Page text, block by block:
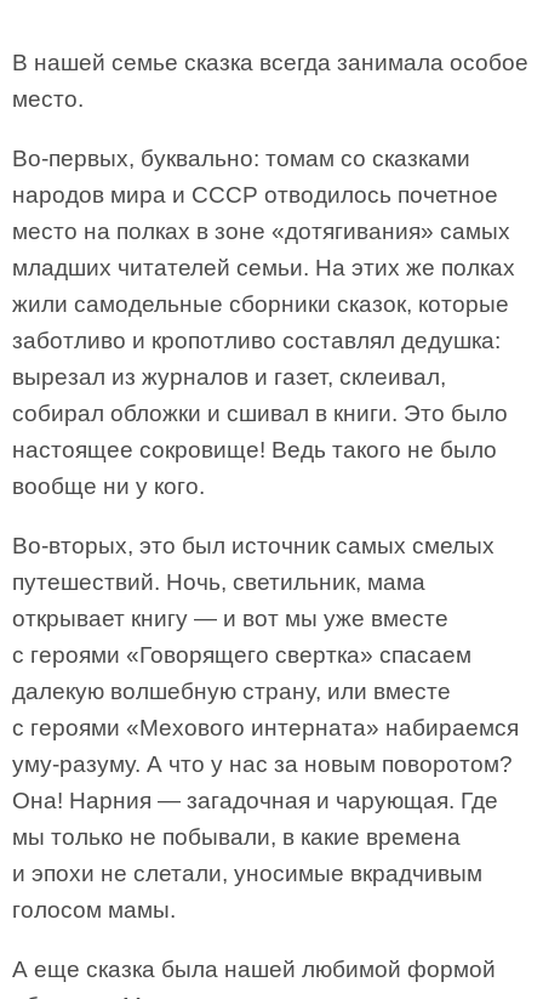
В нашей семье сказка всегда занимала особое
место.
Во-первых, буквально: томам со сказками
народов мира и СССР отводилось почетное
место на полках в зоне «дотягивания» самых
младших читателей семьи. На этих же полках
жили самодельные сборники сказок, которые
заботливо и кропотливо составлял дедушка:
вырезал из журналов и газет, склеивал,
собирал обложки и сшивал в книги. Это было
настоящее сокровище! Ведь такого не было
вообще ни у кого.
Во-вторых, это был источник самых смелых
путешествий. Ночь, светильник, мама
открывает книгу — и вот мы уже вместе
с героями «Говорящего свертка» спасаем
далекую волшебную страну, или вместе
с героями «Мехового интерната» набираемся
уму-разуму. А что у нас за новым поворотом?
Она! Нарния — загадочная и чарующая. Где
мы только не побывали, в какие времена
и эпохи не слетали, уносимые вкрадчивым
голосом мамы.
А еще сказка была нашей любимой формой